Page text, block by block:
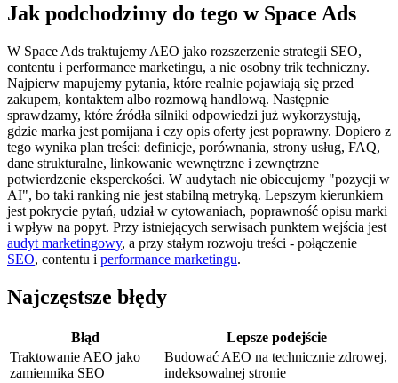
Jak podchodzimy do tego w Space Ads
W Space Ads traktujemy AEO jako rozszerzenie strategii SEO,
contentu i performance marketingu, a nie osobny trik techniczny.
Najpierw mapujemy pytania, które realnie pojawiają się przed
zakupem, kontaktem albo rozmową handlową. Następnie
sprawdzamy, które źródła silniki odpowiedzi już wykorzystują,
gdzie marka jest pomijana i czy opis oferty jest poprawny. Dopiero z
tego wynika plan treści: definicje, porównania, strony usług, FAQ,
dane strukturalne, linkowanie wewnętrzne i zewnętrzne
potwierdzenie eksperckości. W audytach nie obiecujemy "pozycji w
AI", bo taki ranking nie jest stabilną metryką. Lepszym kierunkiem
jest pokrycie pytań, udział w cytowaniach, poprawność opisu marki
i wpływ na popyt. Przy istniejących serwisach punktem wejścia jest
audyt marketingowy, a przy stałym rozwoju treści - połączenie
SEO, contentu i performance marketingu.
Najczęstsze błędy
Błąd
Lepsze podejście
Traktowanie AEO jako
zamiennika SEO
Budować AEO na technicznie zdrowej,
indeksowalnej stronie